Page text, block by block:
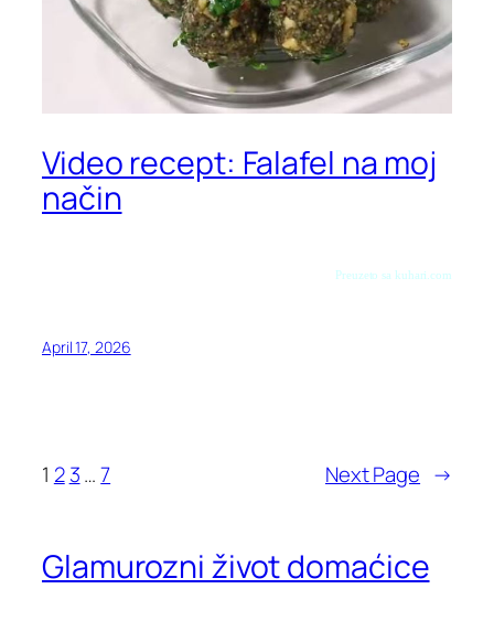
Video recept: Falafel na moj
način
Preuzeto sa kuhari.com
April 17, 2026
1 2 3… 7 Next Page →
Glamurozni život domaćice